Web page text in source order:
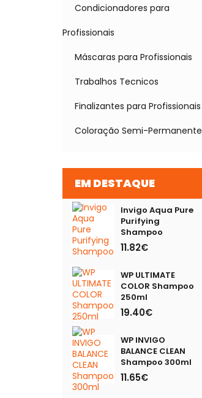
Condicionadores para
Profissionais
Máscaras para Profissionais
Trabalhos Tecnicos
Finalizantes para Profissionais
Coloração Semi-Permanente
EM DESTAQUE
Invigo Aqua Pure
Purifying
Shampoo
11.82€
WP ULTIMATE
COLOR Shampoo
250ml
19.40€
WP INVIGO
BALANCE CLEAN
Shampoo 300ml
11.65€